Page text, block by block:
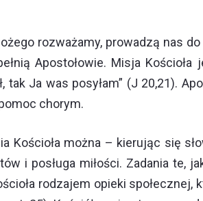
rozważamy, prowadzą nas
Apostołowie. Misja
tak Ja was posyłam” (J 20,21).
chorym.
Kościoła można – kierując się
i posługa miłości. Zadania
rodzajem opieki